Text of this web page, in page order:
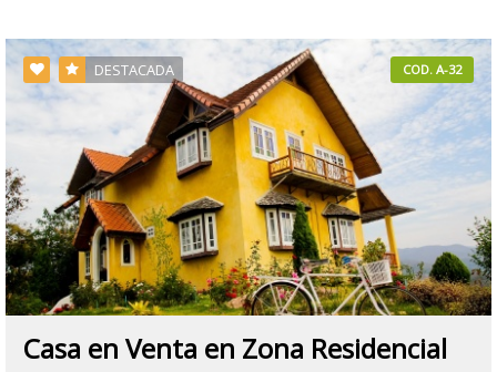
DESTACADA COD. A-32
Casa en Venta en Zona Residencial